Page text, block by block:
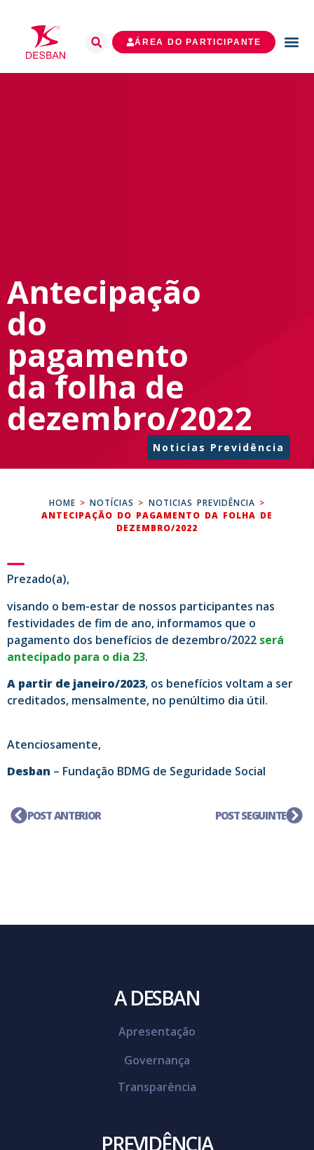
ÁREA DO PARTICIPANTE
Antecipação
do
pagamento
da folha de
dezembro/2022
Noticias Previdência
HOME >NOTÍCIAS > NOTICIAS PREVIDÊNCIA >
ANTECIPAÇÃO DO PAGAMENTO DA FOLHA DE
DEZEMBRO/2022
Prezado(a),
visando o bem-estar de nossos participantes nas
festividades de fim de ano, informamos que o
pagamento dos benefícios de dezembro/2022 será
antecipado para o dia 23.
A partir de janeiro/2023, os benefícios voltam a ser
creditados, mensalmente, no penúltimo dia útil.
Atenciosamente,
Desban – Fundação BDMG de Seguridade Social
POST ANTERIOR POST SEGUINTE
A DESBAN
Apresentação
Governança
Transparência
PREVIDÊNCIA